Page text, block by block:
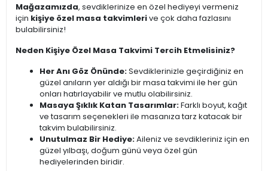
Mağazamızda, sevdiklerinize en özel hediyeyi vermeniz
için kişiye özel masa takvimlerive çok daha fazlasını
bulabilirsiniz!
Neden Kişiye Özel Masa Takvimi Tercih Etmelisiniz?
Her Anı Göz Önünde:Sevdiklerinizle geçirdiğiniz en
güzel anıların yer aldığı bir masa takvimi ile her gün
onları hatırlayabilir ve mutlu olabilirsiniz.
Masaya Şıklık Katan Tasarımlar:Farklı boyut, kağıt
ve tasarım seçenekleri ile masanıza tarz katacak bir
takvim bulabilirsiniz.
Unutulmaz Bir Hediye:Aileniz ve sevdikleriniz için en
güzel yılbaşı, doğum günü veya özel gün
hediyelerinden biridir.